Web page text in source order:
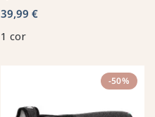
39,99 €
1 cor
-50%